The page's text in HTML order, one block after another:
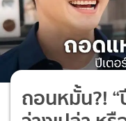
ถอนหมั้น?! “